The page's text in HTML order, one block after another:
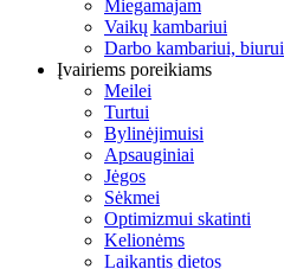
Miegamajam
Vaikų kambariui
Darbo kambariui, biurui
Įvairiems poreikiams
Meilei
Turtui
Bylinėjimuisi
Apsauginiai
Jėgos
Sėkmei
Optimizmui skatinti
Kelionėms
Laikantis dietos